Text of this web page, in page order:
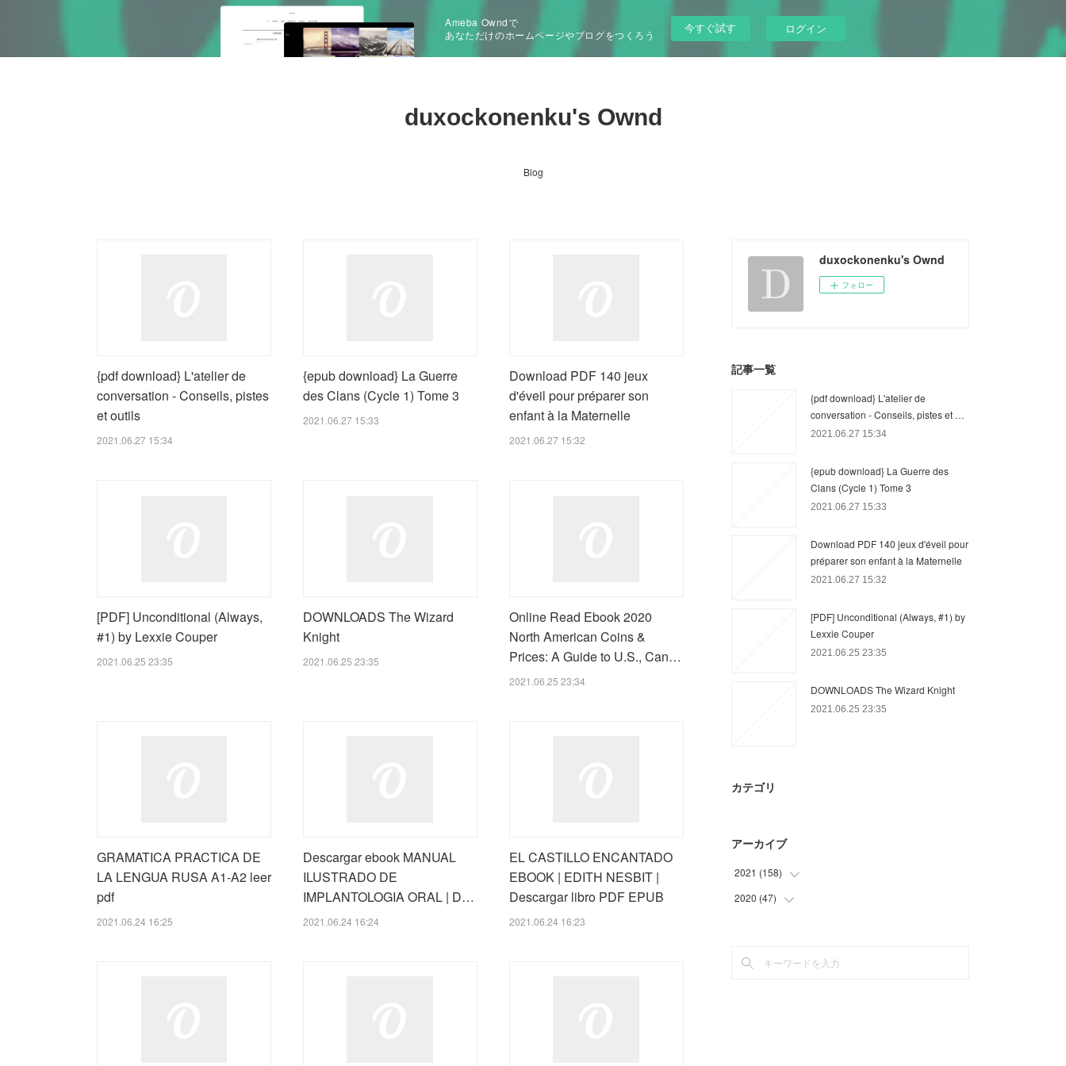
Ameba Owndで
あなただけのホームページやブログをつくろう
今すぐ試す ログイン
duxockonenku's Ownd
Blog
{pdf download} L'atelier de
conversation - Conseils, pistes
et outils
2021.06.27 15:34
{epub download} La Guerre
des Clans (Cycle 1) Tome 3
2021.06.27 15:33
Download PDF 140 jeux
d'éveil pour préparer son
enfant à la Maternelle
2021.06.27 15:32
[PDF] Unconditional (Always,
#1) by Lexxie Couper
2021.06.25 23:35
DOWNLOADS The Wizard
Knight
2021.06.25 23:35
Online Read Ebook 2020
North American Coins &
Prices: A Guide to U.S., Can…
2021.06.25 23:34
GRAMATICA PRACTICA DE
LA LENGUA RUSA A1-A2 leer
pdf
2021.06.24 16:25
Descargar ebook MANUAL
ILUSTRADO DE
IMPLANTOLOGIA ORAL | D…
2021.06.24 16:24
EL CASTILLO ENCANTADO
EBOOK | EDITH NESBIT |
Descargar libro PDF EPUB
2021.06.24 16:23
duxockonenku's Ownd
フォロー
記事一覧
{pdf download} L'atelier de
conversation - Conseils, pistes et …
2021.06.27 15:34
{epub download} La Guerre des
Clans (Cycle 1) Tome 3
2021.06.27 15:33
Download PDF 140 jeux d'éveil pour
préparer son enfant à la Maternelle
2021.06.27 15:32
[PDF] Unconditional (Always, #1) by
Lexxie Couper
2021.06.25 23:35
DOWNLOADS The Wizard Knight
2021.06.25 23:35
カテゴリ
アーカイブ
2021 (158)
(54
)
(
2020 (47)
(